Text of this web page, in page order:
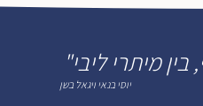
מיתרי ליבי"
יוסי בנאי ויגאל בשן